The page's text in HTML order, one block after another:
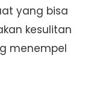
yang bisa
kesulitan
menempel